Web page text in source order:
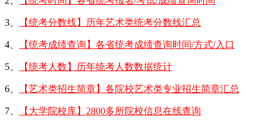
3、 【统考分数线】历年艺术类统考分数线汇总
4、 【统考成绩查询】各省统考成绩查询时间/方式/入口
5、 【统考人数】历年统考人数数据统计
6、 【艺术类招生简章】各院校艺术类专业招生简章汇总
7、 【大学院校库】2800多所院校信息在线查询